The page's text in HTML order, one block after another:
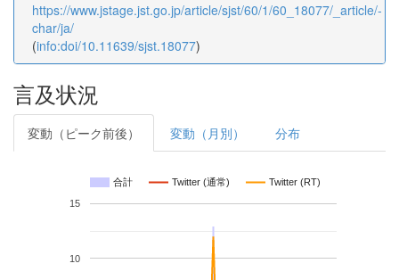
https://www.jstage.jst.go.jp/article/sjst/60/1/60_18077/_article/-
char/ja/
(info:doi/10.11639/sjst.18077)
言及状況
変動（ピーク前後） 変動（月別） 分布
合計 Twitter (通常) Twitter (RT)
10
15